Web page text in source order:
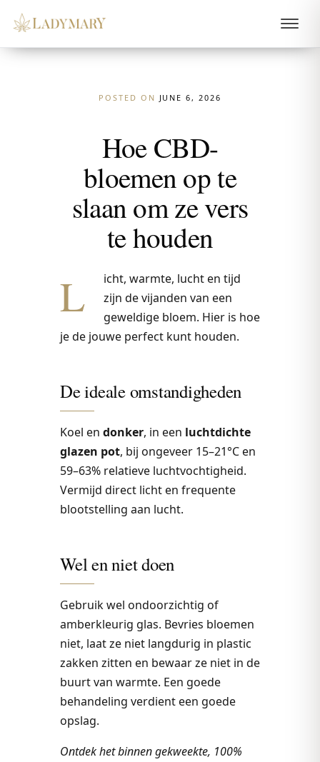
POSTED ON JUNE 6, 2026
Hoe CBD-
bloemen op te
slaan om ze vers
te houden
L
icht, warmte, lucht en tijd
zijn de vijanden van een
geweldige bloem. Hier is hoe
je de jouwe perfect kunt houden.
De ideale omstandigheden
Koel en donker, in een luchtdichte
glazen pot, bij ongeveer 15–21°C en
59–63% relatieve luchtvochtigheid.
Vermijd direct licht en frequente
blootstelling aan lucht.
Wel en niet doen
Gebruik wel ondoorzichtig of
amberkleurig glas. Bevries bloemen
niet, laat ze niet langdurig in plastic
zakken zitten en bewaar ze niet in de
buurt van warmte. Een goede
behandeling verdient een goede
opslag.
Ontdek het binnen gekweekte, 100%